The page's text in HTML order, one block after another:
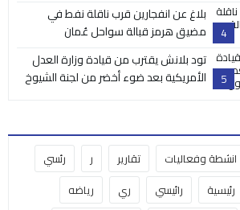
4
بلاغ عن انفجارين قرب ناقلة نفط في
مضيق هرمز قبالة سواحل عُمان
5
تود بلانش يقترب من قيادة وزارة العدل
الأمريكية بعد ضوء أخضر من لجنة الشيوخ
انشطة وفعاليات تقارير ر
رئسي
رئيسية رائيسي ري
رياضه